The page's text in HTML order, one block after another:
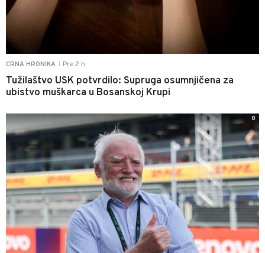
CRNA HRONIKA Pre 2 h
Tužilaštvo USK potvrdilo: Supruga osumnjičena za
ubistvo muškarca u Bosanskoj Krupi
0